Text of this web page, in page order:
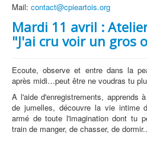
Mail: contact@cpieartois.org
Mardi 11 avril :
"J'ai cru voir un gros
Ecoute, observe et entre dans la
après midi…peut être ne voudras tu
A l'aide d'enregistrements, apprends
de jumelles, découvre la vie intime
armé de toute l'imagination dont tu
train de manger, de chasser, de